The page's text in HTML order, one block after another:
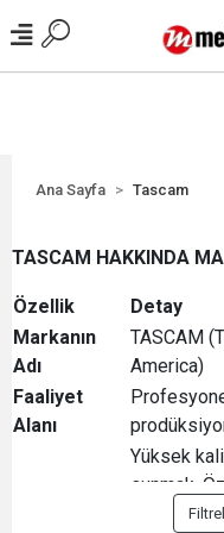
Ana Sayfa Tascam
TASCAM HAKKINDA
Özellik
Detay
Markanın
Adı
TASCAM
America)
Faaliyet
Alanı
Yüksek
sunmak.
dijital çok